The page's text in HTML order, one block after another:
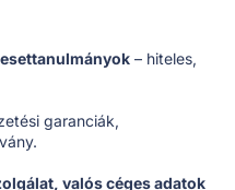
– hiteles,
garanciák,
valós céges adatok